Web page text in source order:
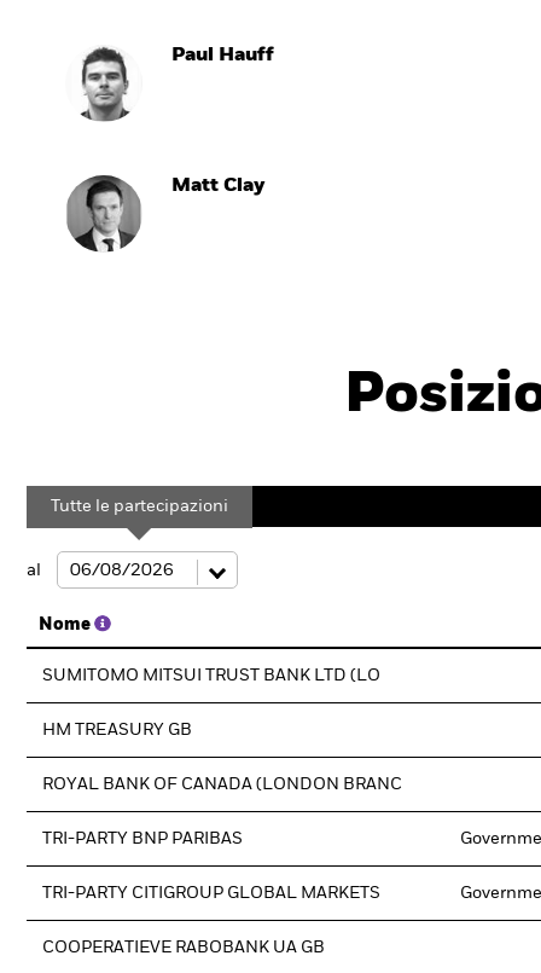
Paul Hauff
Matt Clay
Tutte le partecipazioni
al
Nome
SUMITOMO MITSUI TRUST BANK LTD (LO
HM TREASURY GB
ROYAL BANK OF CANADA (LONDON BRANC
TRI-PARTY BNP PARIBAS
TRI-PARTY CITIGROUP GLOBAL MARKETS
COOPERATIEVE RABOBANK UA GB